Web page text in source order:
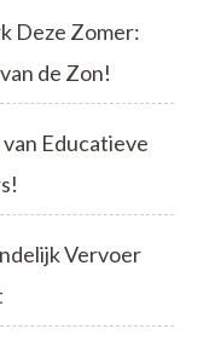
Deze Zomer:
de Zon!
Educatieve
Vervoer